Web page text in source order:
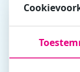
Tussenvoegsel
E-mailadres